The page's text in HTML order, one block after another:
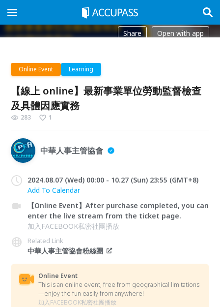
Share Open with app
Online Event Learning
【線上 online】最新事業單位勞動監督檢查
及具體因應實務
283 1
中華人事主管協會
2024.08.07 (Wed) 00:00 - 10.27 (Sun) 23:55 (GMT+8)
Add To Calendar
【Online Event】After purchase completed, you can
enter the live stream from the ticket page.
加入FACEBOOK私密社團播放
Related Link
中華人事主管協會粉絲團
Online Event
This is an online event, free from geographical limitations
—enjoy the fun easily from anywhere!
加入FACEBOOK私密社團播放